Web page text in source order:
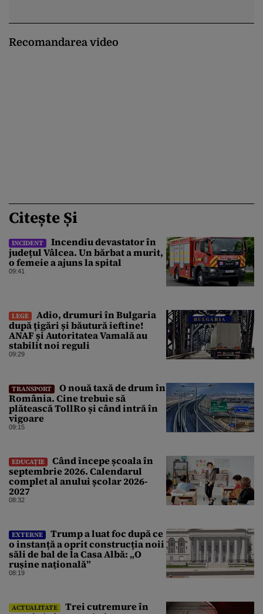
Recomandarea video
Citește Și
INCIDENT
Incendiu devastator în
județul Vâlcea. Un bărbat a murit,
o femeie a ajuns la spital
09:41
LEGE
Adio, drumuri în Bulgaria
după țigări și băutură ieftine!
ANAF și Autoritatea Vamală au
stabilit noi reguli
09:29
TRANSPORT
O nouă taxă de drum în
România. Cine trebuie să
plătească TollRo și când intră în
vigoare
09:15
EDUCAȚIE
Când începe școala în
septembrie 2026. Calendarul
complet al anului școlar 2026-
2027
08:32
EXTERNE
Trump a luat foc după ce
o instanță a oprit construcția noii
săli de bal de la Casa Albă: „O
rușine națională”
08:19
ACTUALITATE
Trei cutremure în